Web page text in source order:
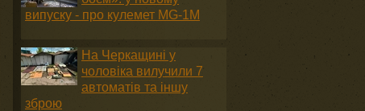
випуску - про кулемет MG-1М
На Черкащині у
чоловіка вилучили 7
автоматів та іншу
зброю